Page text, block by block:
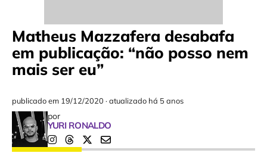
Matheus Mazzafera desabafa
em publicação: “não posso nem
mais ser eu”
publicado em 19/12/2020 ·atualizado há 5 anos
por
YURI RONALDO